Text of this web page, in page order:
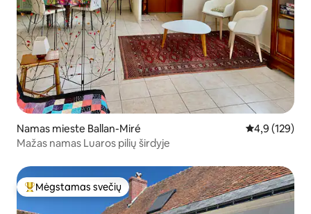
Namas mieste Ballan-Miré Vidutinis
4,9 (129)
Mažas namas Luaros pilių širdyje
Svečių mėgstamiausias
Mėgstamas svečių